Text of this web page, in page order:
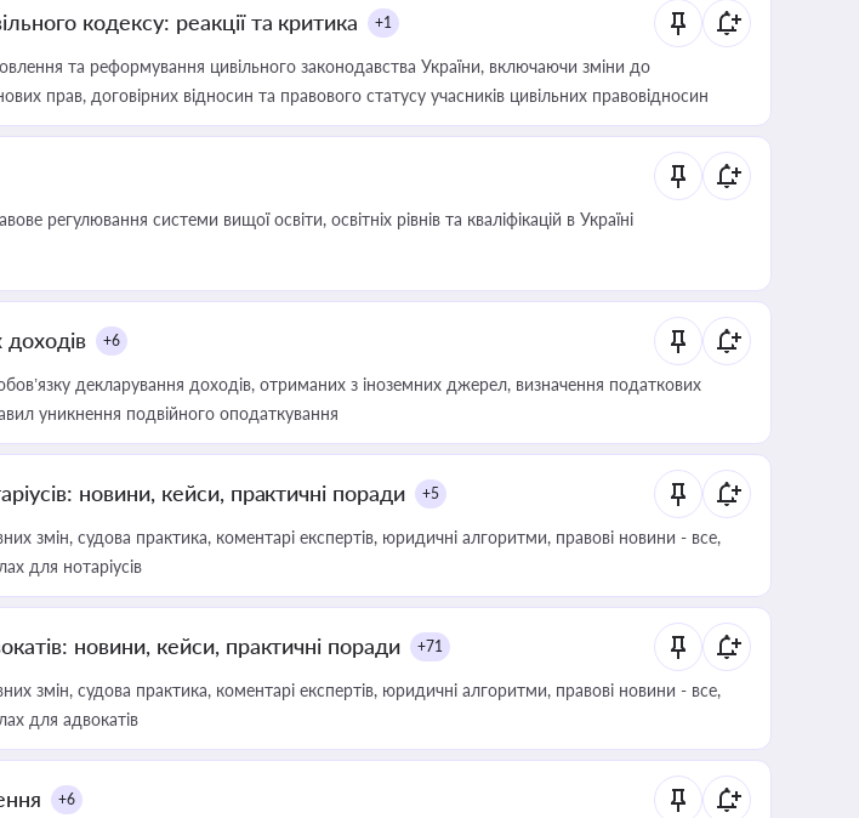
кодексу: реакції та критика +1
та реформування цивільного законодавства України, включаючи зміни до
прав, договірних відносин та правового статусу учасників цивільних правовідносин
регулювання системи вищої освіти, освітніх рівнів та кваліфікацій в Україні
+6
декларування доходів, отриманих з іноземних джерел, визначення податкових
уникнення подвійного оподаткування
новини, кейси, практичні поради +5
змін, судова практика, коментарі експертів, юридичні алгоритми, правові новини - все,
для нотаріусів
новини, кейси, практичні поради +71
змін, судова практика, коментарі експертів, юридичні алгоритми, правові новини - все,
для адвокатів
+6